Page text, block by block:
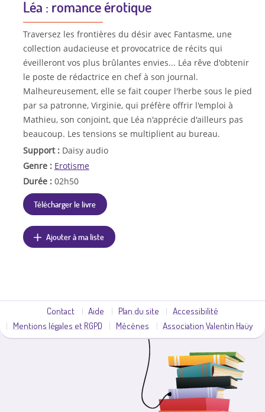
Léa : romance érotique
Traversez les frontières du désir avec Fantasme, une
collection audacieuse et provocatrice de récits qui
éveilleront vos plus brûlantes envies... Léa rêve d'obtenir
le poste de rédactrice en chef à son journal.
Malheureusement, elle se fait couper l'herbe sous le pied
par sa patronne, Virginie, qui préfère offrir l'emploi à
Mathieu, son conjoint, que Léa n'apprécie d'ailleurs pas
beaucoup. Les tensions se multiplient au bureau.
Support : Daisy audio
Genre : Erotisme
Durée : 02h50
Télécharger le livre
Ajouter à ma liste
Contact Aide Plan du site
Accessibilité
Mentions légales et RGPD
Mécènes Association Valentin Haüy